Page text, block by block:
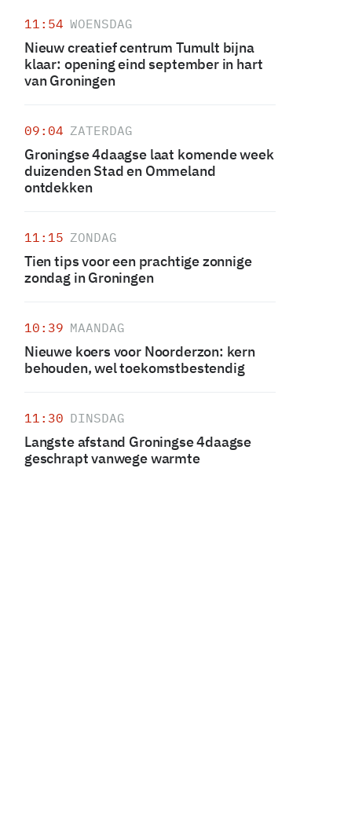
11:54 WOENSDAG
Nieuw creatief centrum Tumult bijna
klaar: opening eind september in hart
van Groningen
09:04 ZATERDAG
Groningse 4daagse laat komende week
duizenden Stad en Ommeland
ontdekken
11:15 ZONDAG
Tien tips voor een prachtige zonnige
zondag in Groningen
10:39 MAANDAG
Nieuwe koers voor Noorderzon: kern
behouden, wel toekomstbestendig
11:30 DINSDAG
Langste afstand Groningse 4daagse
geschrapt vanwege warmte